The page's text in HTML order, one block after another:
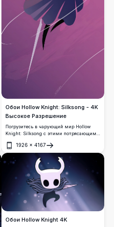
Обои Hollow Knight: Silksong - 4K
Высокое Разрешение
Погрузитесь в чарующий мир Hollow
Knight: Silksong с этими потрясающими
обоями в 4K. С участием культового
Рыцаря, это высококачественное
художественное произведение
захватывает уникальный
художественный стиль игры и яркие
цвета, идеально подходящие для фанатов
и геймеров.
1926 × 4167
Открыть
Обои Hollow Knight 4K